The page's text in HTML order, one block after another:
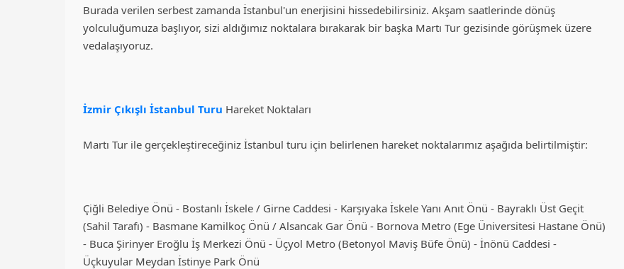
Burada verilen serbest zamanda İstanbul'un enerjisini hissedebilirsiniz. Akşam saatlerinde dönüş
yolculuğumuza başlıyor, sizi aldığımız noktalara bırakarak bir başka Martı Tur gezisinde görüşmek üzere
vedalaşıyoruz.
İzmir Çıkışlı İstanbul Turu Hareket Noktaları
Martı Tur ile gerçekleştireceğiniz İstanbul turu için belirlenen hareket noktalarımız aşağıda belirtilmiştir:
Çiğli Belediye Önü - Bostanlı İskele / Girne Caddesi - Karşıyaka İskele Yanı Anıt Önü - Bayraklı Üst Geçit
(Sahil Tarafı) - Basmane Kamilkoç Önü / Alsancak Gar Önü - Bornova Metro (Ege Üniversitesi Hastane Önü)
- Buca Şirinyer Eroğlu İş Merkezi Önü - Üçyol Metro (Betonyol Maviş Büfe Önü) - İnönü Caddesi -
Üçkuyular Meydan İstinye Park Önü